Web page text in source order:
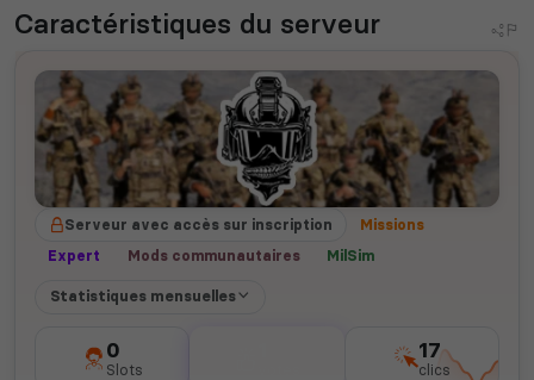
Caractéristiques du serveur
Serveur avec accès sur inscription
Missions
Expert
Mods communautaires MilSim
Statistiques mensuelles
0
Slots
17
clics